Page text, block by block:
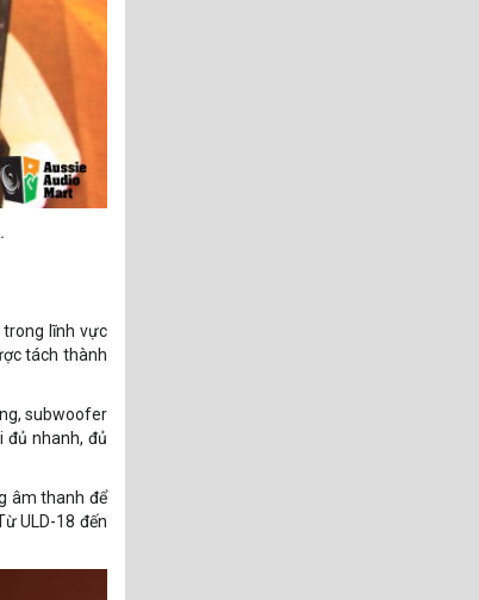
trong lĩnh vực
tách thành
subwoofer
đủ nhanh, đủ
âm thanh để
ULD-18 đến